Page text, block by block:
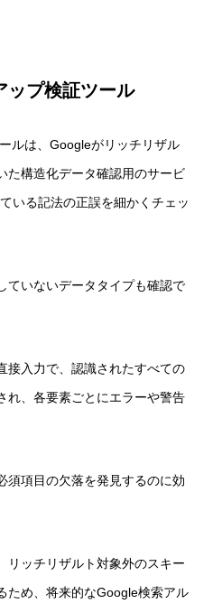
ップ検証ツール
ルは、Googleがリッチリザル
た構造化データ確認用のサービ
いる記法の正誤を細かくチェッ
ていないデータタイプも確認で
接入力で、認識されたすべての
れ、各要素ごとにエラーや警告
須項目の欠落を発見するのに効
リッチリザルト対象外のスキー
ため、将来的なGoogle検索アル